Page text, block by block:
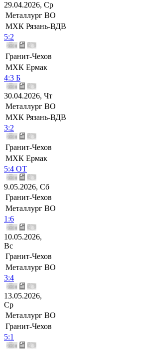
29.04.2026, Ср
Металлург ВО
МХК Рязань-ВДВ
5:2
Гранит-Чехов
МХК Ермак
4:3 Б
30.04.2026, Чт
Металлург ВО
МХК Рязань-ВДВ
3:2
Гранит-Чехов
МХК Ермак
5:4 ОТ
9.05.2026, Сб
Гранит-Чехов
Металлург ВО
1:6
10.05.2026,
Вс
Гранит-Чехов
Металлург ВО
3:4
13.05.2026,
Ср
Металлург ВО
Гранит-Чехов
5:1